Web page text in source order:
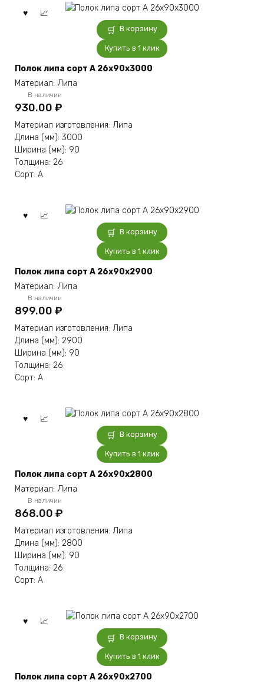
В корзину
Купить в 1 клик
Полок липа сорт А 26x90x3000
Материал: Липа
В наличии
930.00 ₽
Материал изготовления: Липа
Длина (мм): 3000
Ширина (мм): 90
Толщина: 26
Сорт: А
В корзину
Купить в 1 клик
Полок липа сорт А 26x90x2900
Материал: Липа
В наличии
899.00 ₽
Материал изготовления: Липа
Длина (мм): 2900
Ширина (мм): 90
Толщина: 26
Сорт: А
В корзину
Купить в 1 клик
Полок липа сорт А 26x90x2800
Материал: Липа
В наличии
868.00 ₽
Материал изготовления: Липа
Длина (мм): 2800
Ширина (мм): 90
Толщина: 26
Сорт: А
В корзину
Купить в 1 клик
Полок липа сорт А 26x90x2700